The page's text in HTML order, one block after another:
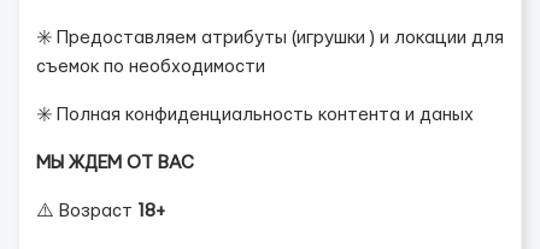
✳️ Предоставляем атрибуты (игрушки ) и локации для
съемок по необходимости
✳️ Полная конфиденциальность контента и даных
МЫ ЖДЕМ ОТ ВАС
⚠️ Возраст 18+